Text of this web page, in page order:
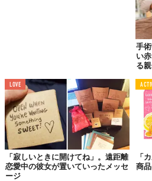
#3
手
い
る
LOVE
「寂しいときに開けてね」。遠距離
恋愛中の彼女が置いていったメッセ
ージ
「
商